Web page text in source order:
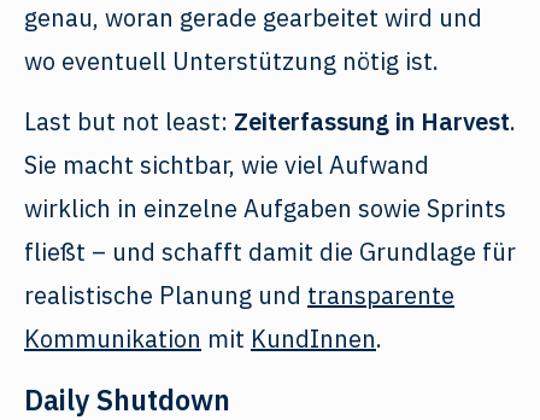
genau, woran gerade gearbeitet wird und
wo eventuell Unterstützung nötig ist.
Last but not least: Zeiterfassung in Harvest.
Sie macht sichtbar, wie viel Aufwand
wirklich in einzelne Aufgaben sowie Sprints
fließt – und schafft damit die Grundlage für
realistische Planung und transparente
Kommunikation mit KundInnen.
Daily Shutdown